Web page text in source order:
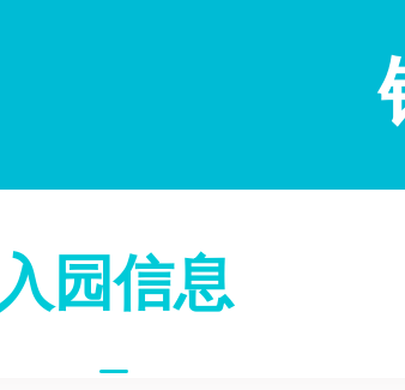
入园信息